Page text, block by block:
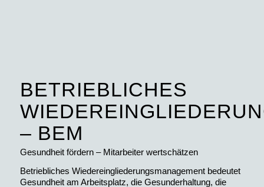
BETRIEBLICHES
– BEM
Gesundheit fördern – Mitarbeiter wertschätzen
Betriebliches Wiedereingliederungsmanagement bedeutet
Gesundheit am Arbeitsplatz, die Gesunderhaltung, die